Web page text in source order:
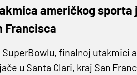
američkog sporta
Francisca
finalnoj utakmici
u Santa Clari, kraj San